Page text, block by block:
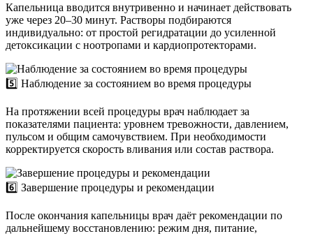
Капельница вводится внутривенно и начинает действовать
уже через 20–30 минут. Растворы подбираются
индивидуально: от простой регидратации до усиленной
детоксикации с ноотропами и кардиопротекторами.
5️⃣ Наблюдение за состоянием во время процедуры
На протяжении всей процедуры врач наблюдает за
показателями пациента: уровнем тревожности, давлением,
пульсом и общим самочувствием. При необходимости
корректируется скорость вливания или состав раствора.
6️⃣ Завершение процедуры и рекомендации
После окончания капельницы врач даёт рекомендации по
дальнейшему восстановлению: режим дня, питание,